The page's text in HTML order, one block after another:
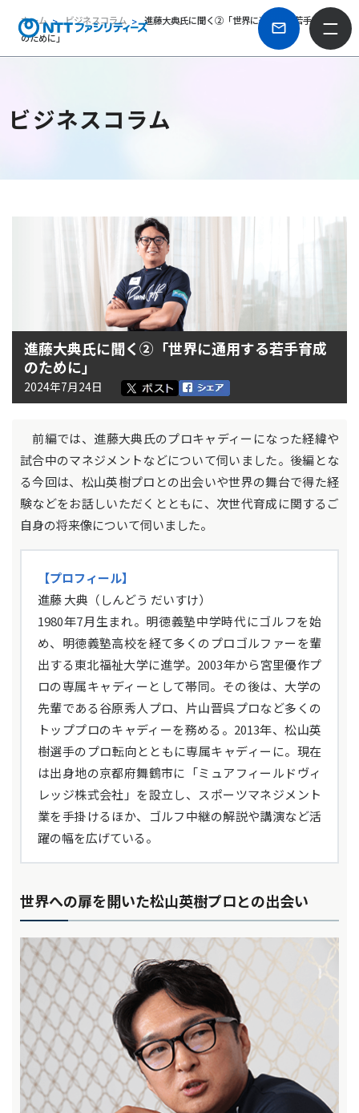
ホーム ビジネスコラム
進藤大典氏に聞く②「世界に通用する若手育成
のために」
ビジネスコラム
進藤大典氏に聞く②「世界に通用する若手育成
のために」
2024年7月24日
前編では、進藤大典氏のプロキャディーになった経緯や
試合中のマネジメントなどについて伺いました。後編とな
る今回は、松山英樹プロとの出会いや世界の舞台で得た経
験などをお話しいただくとともに、次世代育成に関するご
自身の将来像について伺いました。
【プロフィール】
進藤 大典（しんどう だいすけ）
1980年7月生まれ。明徳義塾中学時代にゴルフを始
め、明徳義塾高校を経て多くのプロゴルファーを輩
出する東北福祉大学に進学。2003年から宮里優作プ
ロの専属キャディーとして帯同。その後は、大学の
先輩である谷原秀人プロ、片山晋呉プロなど多くの
トッププロのキャディーを務める。2013年、松山英
樹選手のプロ転向とともに専属キャディーに。現在
は出身地の京都府舞鶴市に「ミュアフィールドヴィ
レッジ株式会社」を設立し、スポーツマネジメント
業を手掛けるほか、ゴルフ中継の解説や講演など活
躍の幅を広げている。
世界への扉を開いた松山英樹プロとの出会い